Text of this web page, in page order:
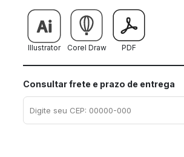
Illustrator Corel Draw PDF
Consultar frete e prazo de entrega